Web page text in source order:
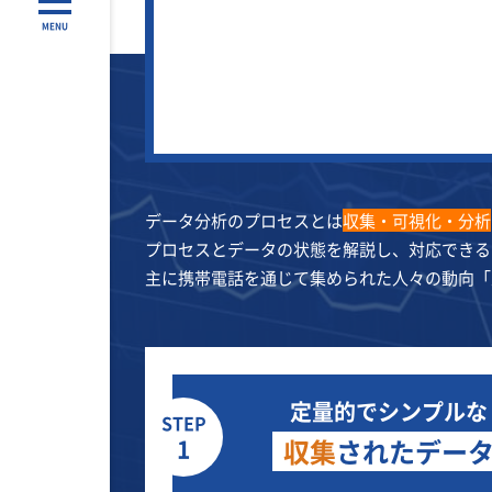
MENU
データ分析のプロセスとは収集・可視化・分析
プロセスとデータの状態を解説し、対応でき
主に携帯電話を通じて集められた人々の動向
STEP
1
定量的でシンプルな
収集されたデー